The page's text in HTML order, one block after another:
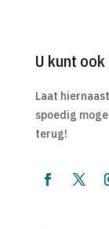
U kunt
Laat
spoedig
terug!